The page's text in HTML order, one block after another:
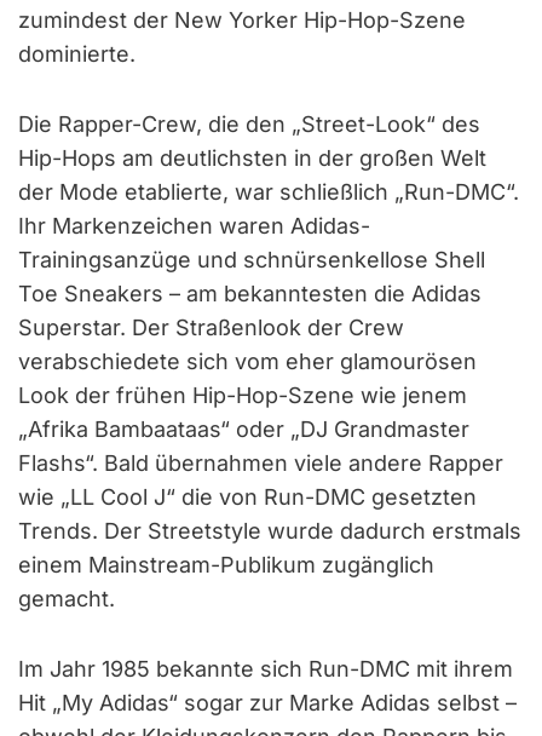
zumindest der New Yorker Hip-Hop-Szene
dominierte.
Die Rapper-Crew, die den „Street-Look“ des
Hip-Hops am deutlichsten in der großen Welt
der Mode etablierte, war schließlich „Run-DMC“.
Ihr Markenzeichen waren Adidas-
Trainingsanzüge und schnürsenkellose Shell
Toe Sneakers – am bekanntesten die Adidas
Superstar. Der Straßenlook der Crew
verabschiedete sich vom eher glamourösen
Look der frühen Hip-Hop-Szene wie jenem
„Afrika Bambaataas“ oder „DJ Grandmaster
Flashs“. Bald übernahmen viele andere Rapper
wie „LL Cool J“ die von Run-DMC gesetzten
Trends. Der Streetstyle wurde dadurch erstmals
einem Mainstream-Publikum zugänglich
gemacht.
Im Jahr 1985 bekannte sich Run-DMC mit ihrem
Hit „My Adidas“ sogar zur Marke Adidas selbst –